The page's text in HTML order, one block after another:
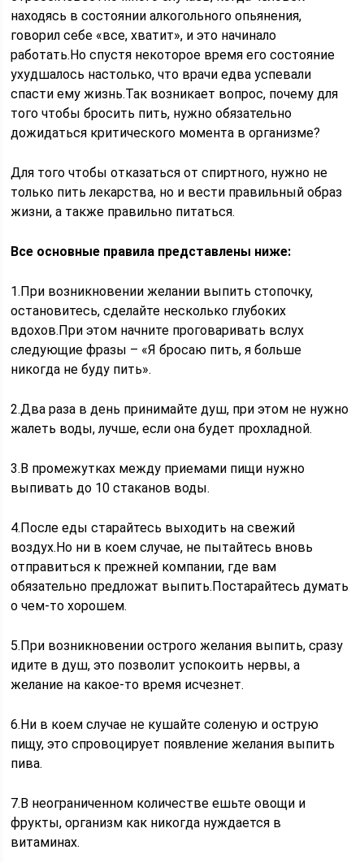
находясь в состоянии алкогольного опьянения,
говорил себе «все, хватит», и это начинало
работать.Но спустя некоторое время его состояние
ухудшалось настолько, что врачи едва успевали
спасти ему жизнь.Так возникает вопрос, почему для
того чтобы бросить пить, нужно обязательно
дожидаться критического момента в организме?
Для того чтобы отказаться от спиртного, нужно не
только пить лекарства, но и вести правильный образ
жизни, а также правильно питаться.
Все основные правила представлены ниже:
1.При возникновении желании выпить стопочку,
остановитесь, сделайте несколько глубоких
вдохов.При этом начните проговаривать вслух
следующие фразы – «Я бросаю пить, я больше
никогда не буду пить».
2.Два раза в день принимайте душ, при этом не нужно
жалеть воды, лучше, если она будет прохладной.
3.В промежутках между приемами пищи нужно
выпивать до 10 стаканов воды.
4.После еды старайтесь выходить на свежий
воздух.Но ни в коем случае, не пытайтесь вновь
отправиться к прежней компании, где вам
обязательно предложат выпить.Постарайтесь думать
о чем-то хорошем.
5.При возникновении острого желания выпить, сразу
идите в душ, это позволит успокоить нервы, а
желание на какое-то время исчезнет.
6.Ни в коем случае не кушайте соленую и острую
пищу, это спровоцирует появление желания выпить
пива.
7.В неограниченном количестве ешьте овощи и
фрукты, организм как никогда нуждается в
витаминах.